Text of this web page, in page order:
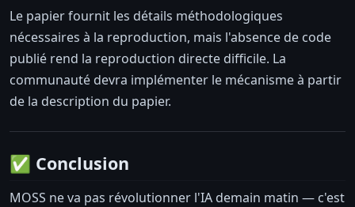
Le papier fournit les détails méthodologiques
nécessaires à la reproduction, mais l'absence de code
publié rend la reproduction directe difficile. La
communauté devra implémenter le mécanisme à partir
de la description du papier.
✅ Conclusion
MOSS ne va pas révolutionner l'IA demain matin — c'est